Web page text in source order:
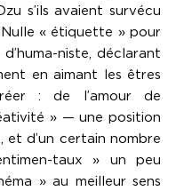
s’ils avaient survécu
« étiquette » pour
niste, déclarant
en aimant les êtres
: de l’amour de
» — une position
d’un certain nombre
taux » un peu
» au meilleur sens